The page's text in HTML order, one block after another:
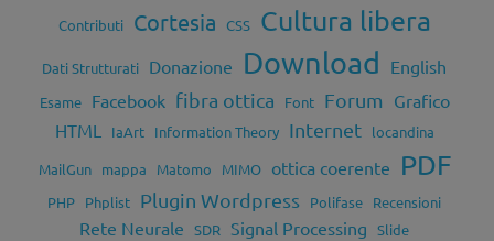
Contributi Cortesia CSS Cultura libera
Dati Strutturati Donazione Download English
Esame Facebook fibra ottica Font Forum Grafico
HTML
IaArt Information Theory Internet
locandina
MailGun
mappa Matomo MIMO ottica coerente PDF
PHP Phplist Plugin Wordpress Polifase Recensioni
Rete Neurale SDR Signal Processing Slide